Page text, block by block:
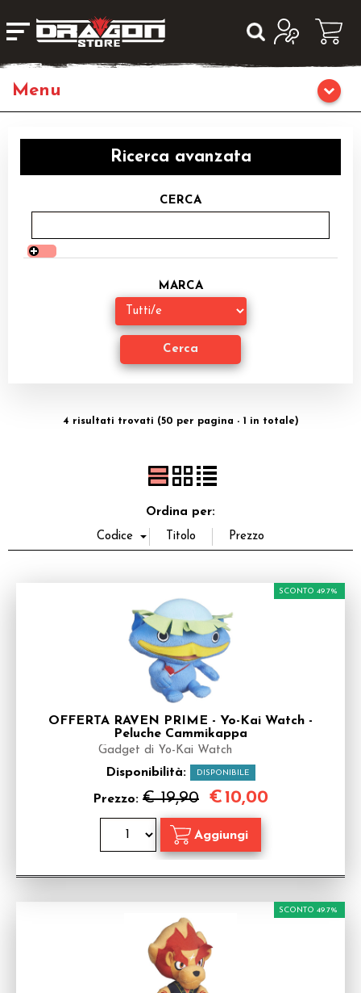
Giochi da Tavolo
Giochi di Ruolo
Librigame
Giochi di Carte Collezionabili
Ricerca avanzata
CERCA
MARCA
4 risultati trovati (50 per pagina - 1 in totale)
Ordina per:
OFFERTA RAVEN PRIME - Yo-Kai Watch -
Peluche Cammikappa
Gadget di Yo-Kai Watch
Disponibilità: DISPONIBILE
Prezzo: € 19,90
SCONTO 49.7%
€10,00
SCONTO 49.7%